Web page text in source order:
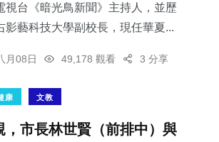
視台《暗光鳥新聞》主持人，並歷
影藝科技大學副校長，現任華夏...
月08日 49,178 觀看 3 分享
康 文教
，市長林世賢（前排中）與